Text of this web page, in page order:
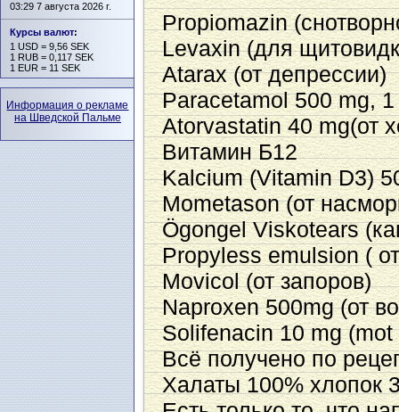
Propiomazin
Levaxin (для
Atarax (от депрессии)
Paracetamol 500 mg,
Atorvastatin 40 mg(от
Витамин Б12
Kalcium (Vitamin D3)
Mometason (от
Ögongel Viskotears
Propyless emulsion (
Movicol (от запоров)
Naproxen 500mg (от
Solifenacin 10 mg
Всё получено по
Халаты 100% хлопок
03:29 7 августа 2026 г.
Курсы валют:
1 USD = 9,56 SEK
1 RUB = 0,117 SEK
1 EUR = 11 SEK
Информация о рекламе
на Шведской Пальме